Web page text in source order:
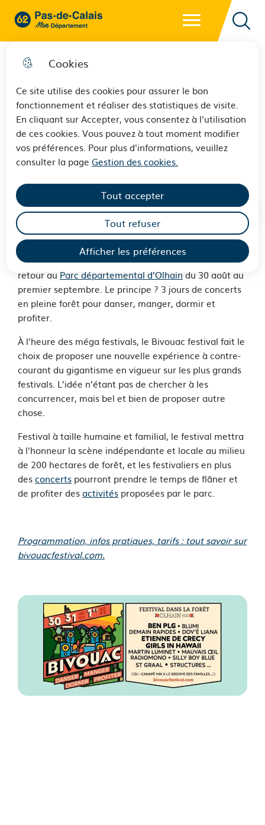
Cookies
Ce site utilise des cookies pour assurer le bon
fonctionnement et réaliser des statistiques de visite.
En cliquant sur Accepter, vous consentez à l'utilisation
de ces cookies. Vous pouvez à tout moment modifier
vos préférences. Pour plus d'informations, veuillez
consulter la pageGestion des cookies.
Afficher les préférences
Tout accepter
Tout refuser
62 - Pas-de-Calais Mon Département - Retour à l'accueil
Slow et écolo, le Bivouac
Festival revient du 30 août au
premier septembre
Pour sa deuxième édition, le Bivouac Festival fait son
retour au Parc départemental d’Olhain du 30 août au
premier septembre. Le principe ? 3 jours de concerts
en pleine forêt pour danser, manger, dormir et
profiter.
À l’heure des méga festivals, le Bivouac festival fait le
choix de proposer une nouvelle expérience à contre-
courant du gigantisme en vigueur sur les plus grands
festivals. L’idée n’étant pas de chercher à les
concurrencer, mais bel et bien de proposer autre
chose.
Festival à taille humaine et familial, le festival mettra
à l'honneur la scène indépendante et locale au milieu
de 200 hectares de forêt, et les festivaliers en plus
desconcerts pourront prendre le temps de flâner et
de profiter desactivités proposées par le parc.
Programmation, infos pratiques, tarifs : tout savoir sur
bivouacfestival.com.